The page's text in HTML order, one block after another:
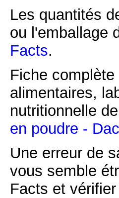
Les quantités
ou l'emballage
Facts.
Fiche
alimentaires,
nutritionnelle
en poudre -
Une erreur de
vous semble
Facts et